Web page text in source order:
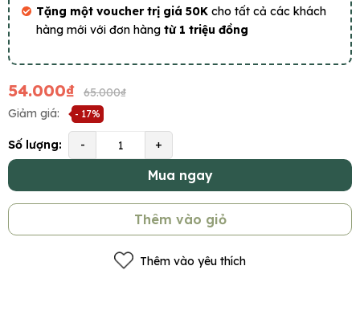
Tặng một voucher trị giá 50K cho tất cả các khách
hàng mới với đơn hàng từ 1 triệu đồng
54.000₫
65.000₫
Giảm giá:
- 17%
Số lượng: - +
Mua ngay
Thêm vào giỏ
Thêm vào yêu thích